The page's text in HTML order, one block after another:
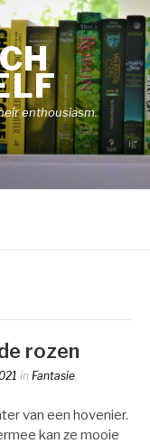
enthousiasm.
rozen
in Fantasie,
van een hovenier.
kan ze mooie